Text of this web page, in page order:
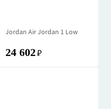
Jordan Air Jordan 1 Low
24 602 ₽